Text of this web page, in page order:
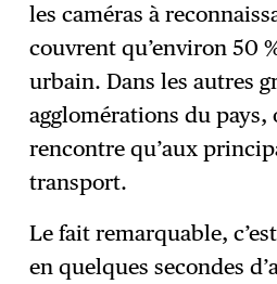
les caméras à
couvrent qu’environ 50
urbain. Dans les autres
agglomérations du pays,
rencontre qu’aux
transport.
Le fait remarquable,
en quelques secondes